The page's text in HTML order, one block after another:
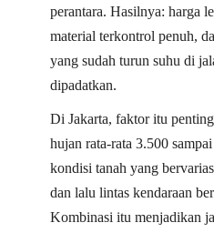
perantara. Hasilnya: harga
material terkontrol penuh,
yang sudah turun suhu di
dipadatkan.
Di Jakarta, faktor itu
hujan rata-rata 3.500
kondisi tanah yang
dan lalu lintas kendaraan
Kombinasi itu menjadikan